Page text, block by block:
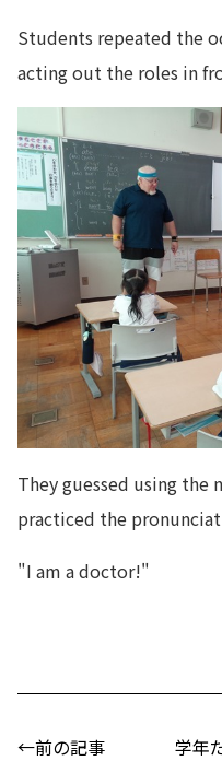
Students repeated the
acting out the roles in
They guessed using the
practiced the
"I am a doctor!"
←前の記事 学年